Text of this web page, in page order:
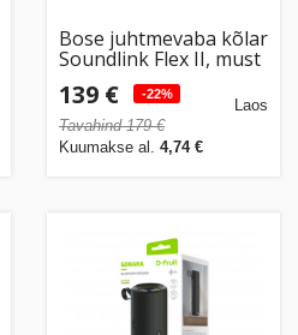
Bose juhtmevaba kõlar
Soundlink Flex II, must
139 € -22%
Tavahind 179 €
Kuumakse al. 4,74 €
Laos